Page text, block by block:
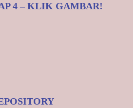
4 – KLIK GAMBAR!